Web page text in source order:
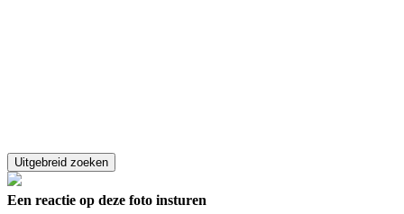
Een reactie op deze foto insturen